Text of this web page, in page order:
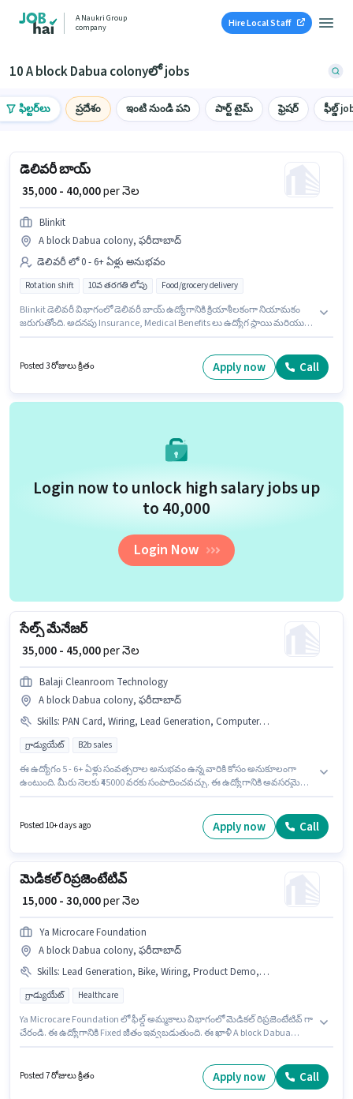
A Naukri Group
company
Hire Local Staff
10 A block Dabua colonyలో jobs
ఫిల్టర్‌లు ప్రదేశం ఇంటి నుండి పని పార్ట్ టైమ్ ఫ్రెషర్ ఫీల్డ్
డెలివరీ బాయ్
₹ 35,000 - 40,000per నెల
Blinkit
A block Dabua colony, ఫరీదాబాద్
డెలివరీ లో 0 - 6+ ఏళ్లు అనుభవం
Rotation shift 10వ తరగతి లోపు Food/grocery delivery
Blinkit డెలివరీ విభాగంలో డెలివరీ బాయ్ ఉద్యోగానికి క్రియాశీలకంగా నియామకం
జరుగుతోంది. అదనపు Insurance, Medical Benefits లు ఉద్యోగ స్థాయి మరియు
- 6+ ఏళ్లు సంవత్సరాల అనుభవం ఉన్న వారికి కోసం అనుకూలంగా ఉంటుంది. మీరు
నెలకు ₹40000 వరకు సంపాదించవచ్చు. 10వ తరగతి లోపు అర్హత ఉన్న అభ్యర్థులు ఈ
Posted 3 రోజులు క్రితం Apply now Call
Login now to unlock high salary jobs up
to ₹40,000
Login Now
సేల్స్ మేనేజర్
₹ 35,000 - 45,000per నెల
Balaji Cleanroom Technology
A block Dabua colony, ఫరీదాబాద్
Skills: PAN Card, Wiring, Lead Generation, Computer Knowledge, MS Excel, Bank Account, Aadhar Card, 2-Wheeler Driving Licence
గ్రాడ్యుయేట్ B2b sales
ఈ ఉద్యోగం 5 - 6+ ఏళ్లు సంవత్సరాల అనుభవం ఉన్న వారికి కోసం అనుకూలంగా
ఉంటుంది. మీరు నెలకు ₹45000 వరకు సంపాదించవచ్చు. ఈ ఉద్యోగానికి అవసరమైన
ఉద్యోగానికి అభ్యర్థి వద్ద Computer Knowledge, Lead Generation, MS Excel,
Wiring ఉండాలి. దరఖాస్తుదారులు కనీసం గ్రాడ్యుయేట్ డిగ్రీ లేదా సర్టిఫికెట్ కలిగి
Posted 10+ days ago Apply now Call
మెడికల్ రిప్రజెంటేటివ్
₹ 15,000 - 30,000per నెల
Ya Microcare Foundation
A block Dabua colony, ఫరీదాబాద్
Skills: Lead Generation, Bike, Wiring, Product Demo, Area Knowledge, Smartphone, CRM Software
గ్రాడ్యుయేట్ Healthcare
Ya Microcare Foundation లో ఫీల్డ్ అమ్మకాలు విభాగంలో మెడికల్ రిప్రజెంటేటివ్ గా
చేరండి. ఈ ఉద్యోగానికి Fixed జీతం ఇవ్వబడుతుంది. ఈ ఖాళీ A block Dabua
దరఖాస్తుదారులు కనీసం గ్రాడ్యుయేట్ డిగ్రీ లేదా సర్టిఫికెట్ కలిగి ఉండాలి. ఈ
ఉద్యోగానికి Bike, Smartphone కలిగి ఉండటం ముఖ్యం.
Posted 7 రోజులు క్రితం Apply now Call